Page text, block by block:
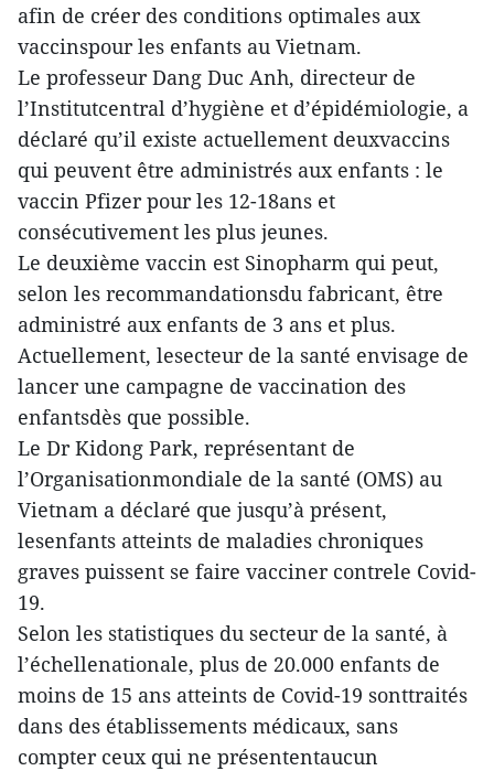
afin de créer des conditions optimales aux
vaccinspour les enfants au Vietnam.
Le professeur Dang Duc Anh, directeur de
l’Institutcentral d’hygiène et d’épidémiologie, a
déclaré qu’il existe actuellement deuxvaccins
qui peuvent être administrés aux enfants : le
vaccin Pfizer pour les 12-18ans et
consécutivement les plus jeunes.
Le deuxième vaccin est Sinopharm qui peut,
selon les recommandationsdu fabricant, être
administré aux enfants de 3 ans et plus.
Actuellement, lesecteur de la santé envisage de
lancer une campagne de vaccination des
enfantsdès que possible.
Le Dr Kidong Park, représentant de
l’Organisationmondiale de la santé (OMS) au
Vietnam a déclaré que jusqu’à présent,
lesenfants atteints de maladies chroniques
graves puissent se faire vacciner contrele Covid-
19.
Selon les statistiques du secteur de la santé, à
l’échellenationale, plus de 20.000 enfants de
moins de 15 ans atteints de Covid-19 sonttraités
dans des établissements médicaux, sans
compter ceux qui ne présententaucun